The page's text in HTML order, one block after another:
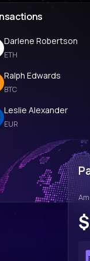
Darlene Robertson
ETH
Ralph Edwards
BTC
Leslie Alexander
EUR